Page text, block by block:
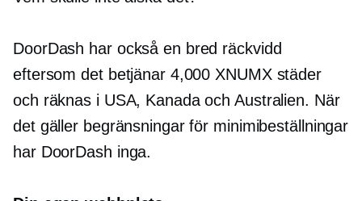
DoorDash har också en bred räckvidd
eftersom det betjänar 4,000 XNUMX städer
och räknas i USA, Kanada och Australien. När
det gäller begränsningar för minimibeställningar
har DoorDash inga.